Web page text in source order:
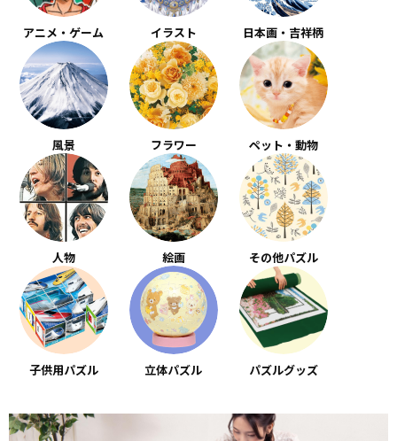
アニメ・ゲーム イラスト 日本画・吉祥柄
風景 フラワー ペット・動物
人物 絵画 その他パズル
子供用パズル 立体パズル パズルグッズ